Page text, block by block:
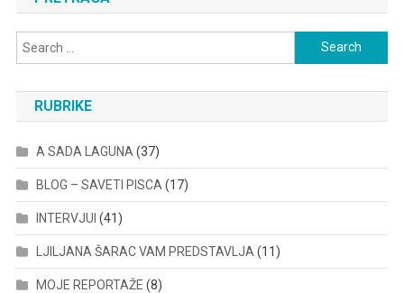
Search
for:
RUBRIKE
A SADA LAGUNA (37)
BLOG – SAVETI PISCA (17)
INTERVJUI (41)
LJILJANA ŠARAC VAM PREDSTAVLJA (11)
MOJE REPORTAŽE (8)